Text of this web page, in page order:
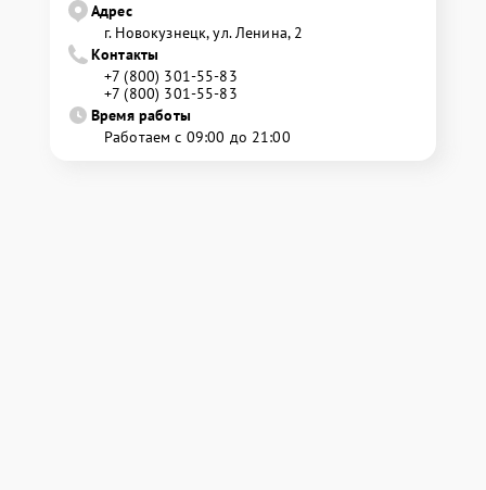
Адрес
г. Новокузнецк, ул. Ленина, 2
Контакты
+7 (800) 301-55-83
+7 (800) 301-55-83
Время работы
Работаем с 09:00 до 21:00